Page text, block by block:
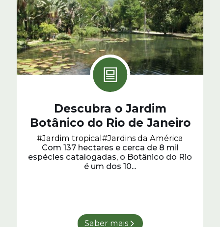
Descubra o Jardim
Botânico do Rio de Janeiro
#Jardim tropical#Jardins da América
Com 137 hectares e cerca de 8 mil
espécies catalogadas, o Botânico do Rio
é um dos 10...
Saber mais